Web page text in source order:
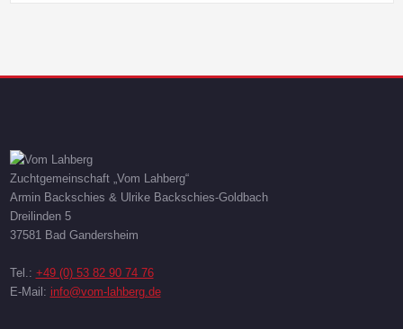
Zuchtgemeinschaft „Vom Lahberg“
Armin Backschies & Ulrike Backschies-Goldbach
Dreilinden 5
37581 Bad Gandersheim
Tel.: +49 (0) 53 82 90 74 76
E-Mail: info@vom-lahberg.de